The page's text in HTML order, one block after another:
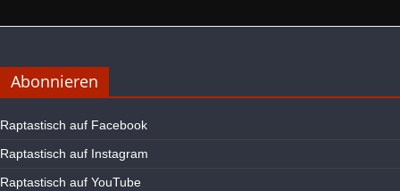
Abonnieren
Raptastisch auf Facebook
Raptastisch auf Instagram
Raptastisch auf YouTube